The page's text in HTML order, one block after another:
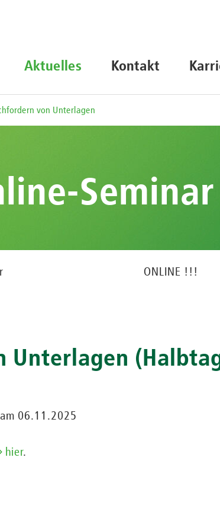
Aktuelles Kontakt
von Unterlagen
Seminar
ONLINE !!!
Unterlagen
06.11.2025
hier.